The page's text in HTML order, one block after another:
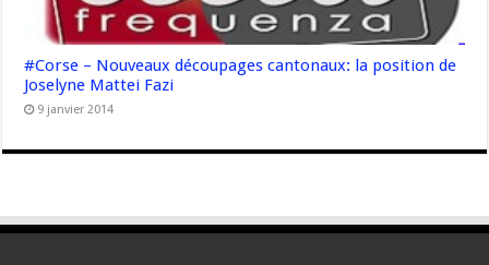
#Corse – Nouveaux découpages cantonaux: la position de
Joselyne Mattei Fazi
9 janvier 2014